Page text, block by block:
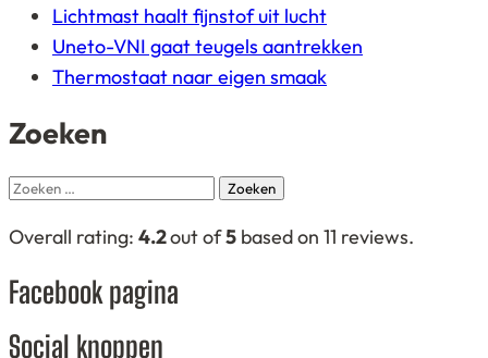
Lichtmast haalt fijnstof uit lucht
Uneto-VNI gaat teugels aantrekken
Thermostaat naar eigen smaak
Zoeken
Zoeken
4,2
based
Overall rating: 4.2out of5 based on 11 reviews.
Facebook pagina
Social knoppen